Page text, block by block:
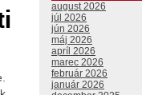
august 2026
júl 2026
jún 2026
máj 2026
apríl 2026
marec 2026
február 2026
január 2026